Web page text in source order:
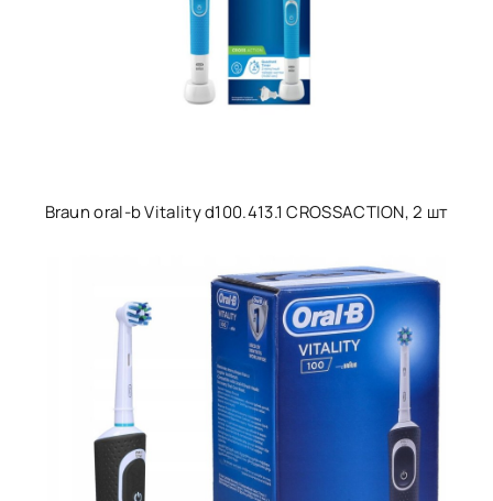
Braun oral-b Vitality d100.413.1 CROSSACTION, 2 шт